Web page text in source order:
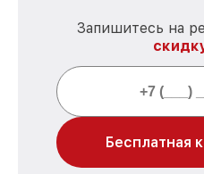
Запишитесь на
Бесплатная